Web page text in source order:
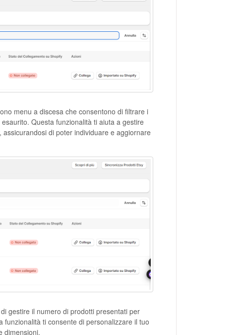
menu a discesa che consentono di filtrare i
Questa funzionalità ti aiuta a gestire
di poter individuare e aggiornare
gestire il numero di prodotti presentati per
ti consente di personalizzare il tuo
dimensioni.